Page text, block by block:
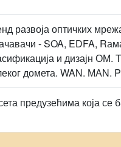
развоја оптичких
- SOA, EDFA,
и дизајн ОМ.
домета. WAN. МАN.
предузећима која се